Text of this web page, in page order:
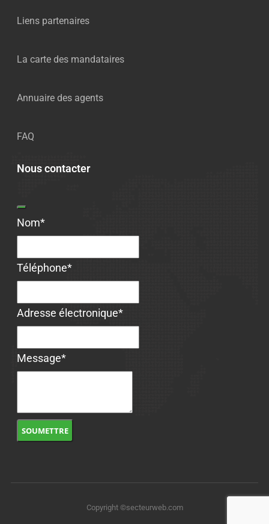
Liens partenaires
La carte des mandataires
Annuaire des agents
FAQ
Nous contacter
Contact
Nom*
Téléphone*
Adresse électronique*
Message*
SOUMETTRE
Copyright ©secteurweb.com